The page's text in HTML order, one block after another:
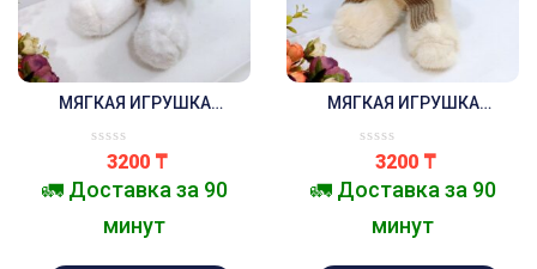
МЯГКАЯ ИГРУШКА
БЕЛЫЙ
3200 ₸
🚛 Доставка за 90
минут
МЯГКАЯ ИГРУШКА
БЕЖЕВЫЙ
3200 ₸
🚛 Доставка за 90
минут